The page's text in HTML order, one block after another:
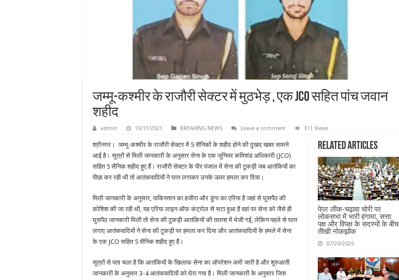
जम्मू-कश्मीर के राजौरी सेक्टर में मुठभेड़ , एक JCO सहित पांच जवान
शहीद
admin 10/11/2021 BREAKING NEWS Leave a comment 311 Views
Related Articles
पेपर लीक-चढ़ावा चोरी पर
लोकसभा में भारी हंगामा, सत्ता
पक्ष और विपक्ष के सदस्यों के बीच
तीखी नोकझोंक
07/20/2026
श्रीनगर। जम्मू-कश्मीर के राजौरी सेक्टर में 5 सैनिकों के शहीद होने की दुखद खबर सामने
आई है। सूत्रों से मिली जानकारी के अनुसार सेना के एक जूनियर कमिशंड अधिकारी (JCO)
सहित 5 सैनिक शहीद हुए हैं। राजौरी सेक्टर के पीर पंजाल में सेना की टुकड़ी जब आतंकियों का
पीछा कर रही थी तो आतंकवादियों ने घात लगाकर उनके ऊपर हमला कर दिया।
मिली जानकारी के अनुसार, पाकिस्तान का हजीरा और डूंगा का एरिया है जहां से घुसपैठ की
कोशिश की जा रही थी, यह एरिया लाइन ऑफ कंट्रोल से सटा हुआ है वहां पर सेना को जैसे ही
घुसपैठ जानकारी मिली तो सेना की टुकड़ी आतंकियों की तलाश में भेजी गई, लेकिन पहले से घात
लगाए आतंकवादियों ने सेना की टुकड़ी पर हमला कर दिया और आतंकवादियों के हमले में सेना
के एक JCO सहित 5 सैनिक शहीद हुए हैं।
सूत्रों से पता चला है कि आतंकियों के खिलाफ सेना का ऑपरेशन अभी जारी है और शुरुआती
जानकारी के अनुसार 3-4 आतंकवादियों को घेरा गया है। मिली जानकारी के अनुसार जिस